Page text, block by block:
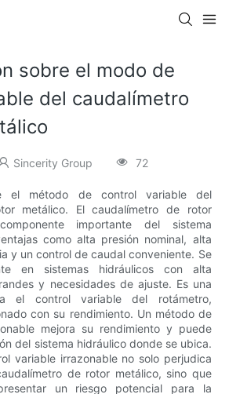
sobre el modo de
del caudalímetro
Sincerity Group 72
el método de control variable del
metálico. El caudalímetro de rotor
importante del sistema
como alta presión nominal, alta
y un control de caudal conveniente. Se
en sistemas hidráulicos con alta
y necesidades de ajuste. Es una
el control variable del rotámetro,
con su rendimiento. Un método de
mejora su rendimiento y puede
del sistema hidráulico donde se ubica.
variable irrazonable no solo perjudica
de rotor metálico, sino que
un riesgo potencial para la